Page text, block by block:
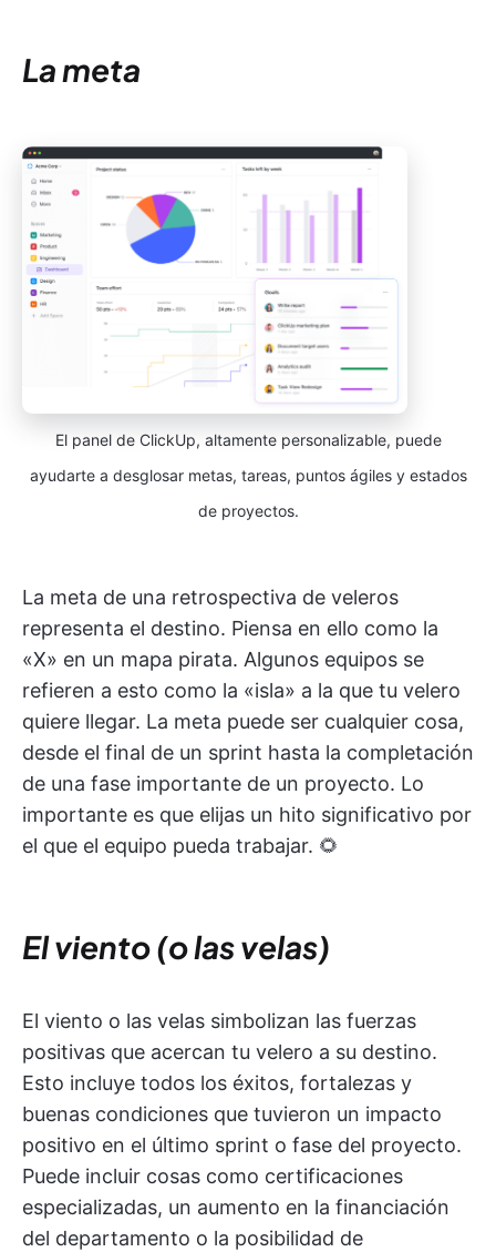
La meta
El panel de ClickUp, altamente personalizable, puede
ayudarte a desglosar metas, tareas, puntos ágiles y estados
de proyectos.
La meta de una retrospectiva de veleros
representa el destino. Piensa en ello como la
«X» en un mapa pirata. Algunos equipos se
refieren a esto como la «isla» a la que tu velero
quiere llegar. La meta puede ser cualquier cosa,
desde el final de un sprint hasta la completación
de una fase importante de un proyecto. Lo
importante es que elijas un hito significativo por
el que el equipo pueda trabajar. 🌻
El viento (o las velas)
El viento o las velas simbolizan las fuerzas
positivas que acercan tu velero a su destino.
Esto incluye todos los éxitos, fortalezas y
buenas condiciones que tuvieron un impacto
positivo en el último sprint o fase del proyecto.
Puede incluir cosas como certificaciones
especializadas, un aumento en la financiación
del departamento o la posibilidad de